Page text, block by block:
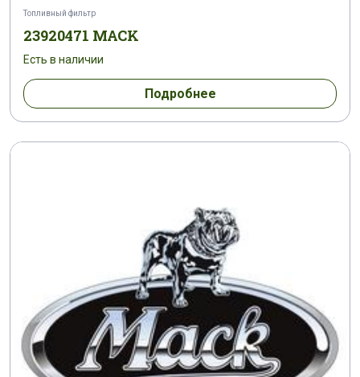
Топливный фильтр
23920471 MACK
Есть в наличии
Подробнее